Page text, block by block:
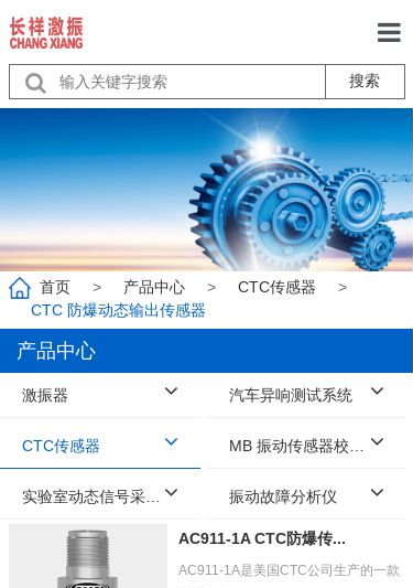
产品
服务
联系
搜索
AC911-1A CTC防爆传...
AC911-1A是美国CTC公司生产的一款
首页 > 产品中心 > CTC传感器
>
CTC 防爆动态输出传感器
激振器 汽车异响测试系统
CTC传感器
振动故障分析仪
产品中心